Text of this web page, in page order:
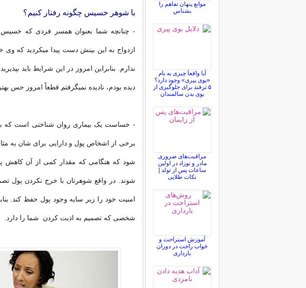
با شوهر خسیس چگونه رفتار کنیم؟
- چنانچه شما بعنوان همسر فردی که خسیس
ازدواج به این بینش دست پیدا میکردید
ندارم. بنابراین امروز در این شرایط باید
دیده بودم، نادیده نمیگرفتم قطعاً امروز حس
- خساست یک بیماری روان شناختی است که
برخی از اشخاص پول و دارایی برای شان
شود که هنگامی که مقدار کمی از آن کاهش
شوند. در واقع شوهرتان با خرج نکردن پول
امنیت خود را زیر سایه وجود پول حفظ کند.
شخصی که تصمیم به اذیت کردن شما را دارد.
موانع پنهان تفاهم را
بشناس
آیا واقعاً چیزی به نام
«بوی پیری» وجود دارد؟
۵ ترفند برای جلوگیری از
بوی بدن سالمندان
مراقبت‌های ضروری
مادر و نوزاد در اولین
ساعات پس از تولد |
نکات طلایی
آموزش استراحت و
خواب راحت در دوران
بارداری